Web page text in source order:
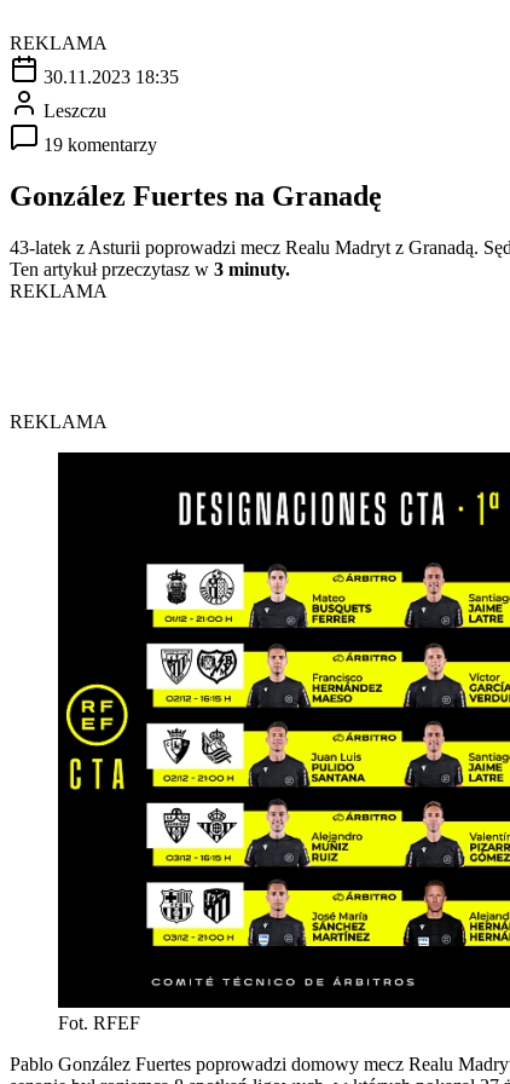
REKLAMA
30.11.2023 18:35
Leszczu
19 komentarzy
González Fuertes na Granadę
43-latek z Asturii poprowadzi mecz Realu Madryt z Granadą.
Ten artykuł przeczytasz w 3 minuty.
REKLAMA
REKLAMA
Fot. RFEF
Pablo González Fuertes poprowadzi domowy mecz Realu